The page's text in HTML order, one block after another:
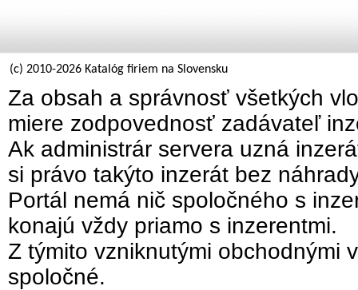
(c) 2010-2026 Katalóg firiem na Slovensku
Za obsah a správnosť všetkých
miere zodpovednosť zadávateľ
Ak administrár servera uzná
si právo takýto inzerát bez
Portál nemá nič spoločného s
konajú vždy priamo s inzerentmi.
Z týmito vzniknutými obchodnými
spoločné.